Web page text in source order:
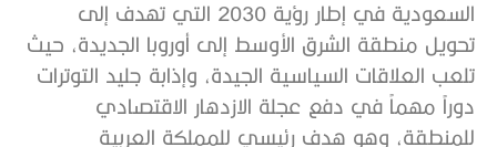
السعودية في إطار رؤية 2030 التي تهدف إلى
تحويل منطقة الشرق الأوسط إلى أوروبا الجديدة، حيث
تلعب العلاقات السياسية الجيدة، وإذابة جليد التوترات
دوراً مهماً في دفع عجلة الازدهار الاقتصادي
للمنطقة، وهو هدف رئيسي للمملكة العربية